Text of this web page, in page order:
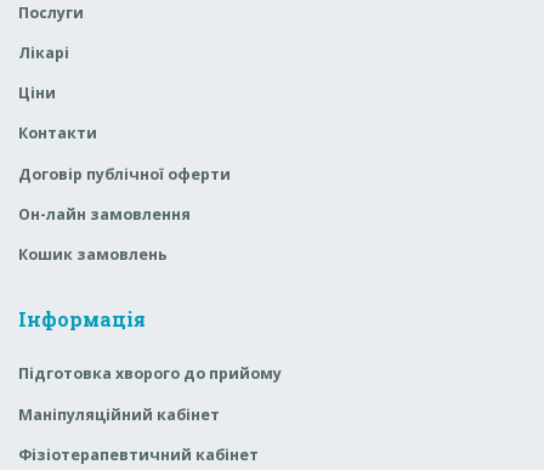
Послуги
Лікарі
Ціни
Контакти
Договір публічної оферти
Он-лайн замовлення
Кошик замовлень
Інформація
Підготовка хворого до прийому
Маніпуляційний кабінет
Фізіотерапевтичний кабінет